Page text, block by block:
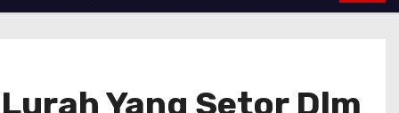
Yang Setor Dlm